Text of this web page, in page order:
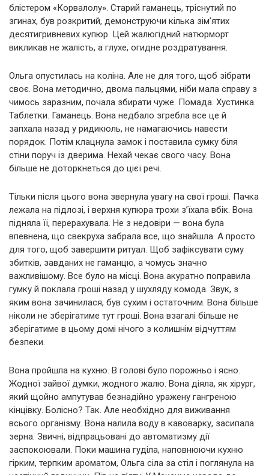
блістером «Корвалолу». Старий гаманець, тріснутий по
згинах, був розкритий, демонструючи кілька зім’ятих
десятигривневих купюр. Цей жалюгідний натюрморт
викликав не жалість, а глухе, огидне роздратування.
Ольга опустилась на коліна. Але не для того, щоб зібрати
своє. Вона методично, двома пальцями, ніби мала справу з
чимось заразним, почала збирати чуже. Помада. Хустинка.
Таблетки. Гаманець. Вона недбало згребла все це й
запхала назад у ридикюль, не намагаючись навести
порядок. Потім клацнула замок і поставила сумку біля
стіни поруч із дверима. Нехай чекає свого часу. Вона
більше не доторкнеться до цієї речі.
Тільки після цього вона звернула увагу на свої гроші. Пачка
лежала на підлозі, і верхня купюра трохи з’їхала вбік. Вона
підняла її, перерахувала. Не з недовіри — вона була
впевнена, що свекруха забрала все, що знайшла. А просто
для того, щоб завершити ритуал. Щоб зафіксувати суму
збитків, завданих не гаманцю, а чомусь значно
важливішому. Все було на місці. Вона акуратно поправила
гумку й поклала гроші назад у шухляду комода. Звук, з
яким вона зачинилася, був сухим і остаточним. Вона більше
ніколи не зберігатиме тут гроші. Вона взагалі більше не
зберігатиме в цьому домі нічого з колишнім відчуттям
безпеки.
Вона пройшла на кухню. В голові було порожньо і ясно.
Жодної зайвої думки, жодного жалю. Вона діяла, як хірург,
який щойно ампутував безнадійно уражену гангреною
кінцівку. Болісно? Так. Але необхідно для виживання
всього організму. Вона налила воду в кавоварку, засипала
зерна. Звичні, відпрацьовані до автоматизму дії
заспокоювали. Поки машина гуділа, наповнюючи кухню
гірким, терпким ароматом, Ольга сіла за стіл і поглянула на